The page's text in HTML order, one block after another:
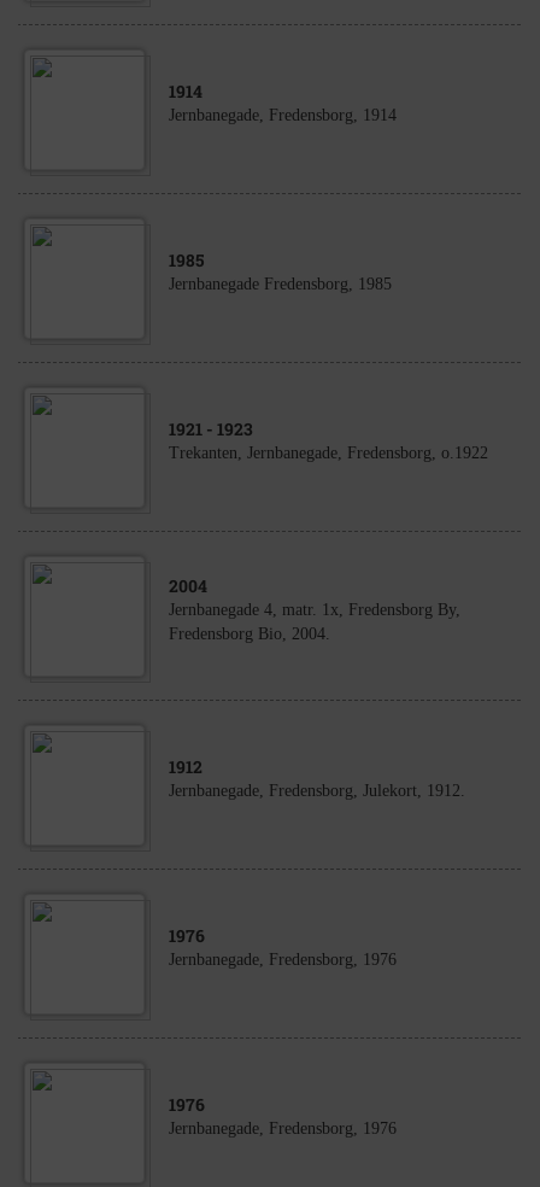
1914
Jernbanegade, Fredensborg, 1914
1985
Jernbanegade Fredensborg, 1985
1921 - 1923
Trekanten, Jernbanegade, Fredensborg, o.1922
2004
Jernbanegade 4, matr. 1x, Fredensborg By,
Fredensborg Bio, 2004.
1912
Jernbanegade, Fredensborg, Julekort, 1912.
1976
Jernbanegade, Fredensborg, 1976
1976
Jernbanegade, Fredensborg, 1976